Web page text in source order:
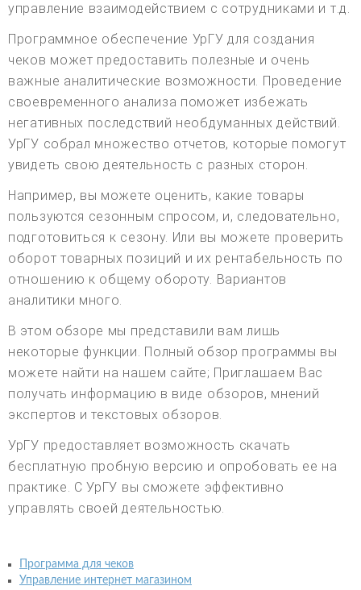
управление взаимодействием с сотрудниками и т.д.
Программное обеспечение УрГУ для создания
чеков может предоставить полезные и очень
важные аналитические возможности. Проведение
своевременного анализа поможет избежать
негативных последствий необдуманных действий.
УрГУ собрал множество отчетов, которые помогут
увидеть свою деятельность с разных сторон.
Например, вы можете оценить, какие товары
пользуются сезонным спросом, и, следовательно,
подготовиться к сезону. Или вы можете проверить
оборот товарных позиций и их рентабельность по
отношению к общему обороту. Вариантов
аналитики много.
В этом обзоре мы представили вам лишь
некоторые функции. Полный обзор программы вы
можете найти на нашем сайте; Приглашаем Вас
получать информацию в виде обзоров, мнений
экспертов и текстовых обзоров.
УрГУ предоставляет возможность скачать
бесплатную пробную версию и опробовать ее на
практике. С УрГУ вы сможете эффективно
управлять своей деятельностью.
Программа для чеков
Управление интернет магазином